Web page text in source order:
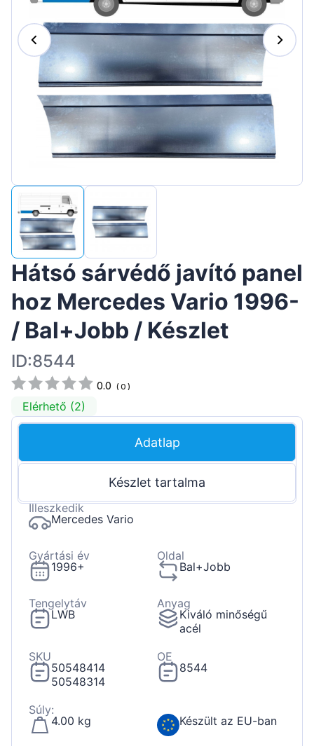
Suomen
Lietuvių
Português
Slovenian
Slovenčina
Hátsó sárvédő javító panel
hoz Mercedes Vario 1996-
/ Bal+Jobb / Készlet
ID:8544
0.0 (0 )
Elérhető (2)
Adatlap
Készlet tartalma
Illeszkedik
Mercedes Vario
Gyártási év
1996+
Oldal
Bal+Jobb
Tengelytáv
LWB
Anyag
Kiváló minőségű
acél
SKU
50548414
50548314
OE
8544
Súly:
4.00 kg
Készült az EU-ban